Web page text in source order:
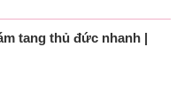
tang thủ đức nhanh |